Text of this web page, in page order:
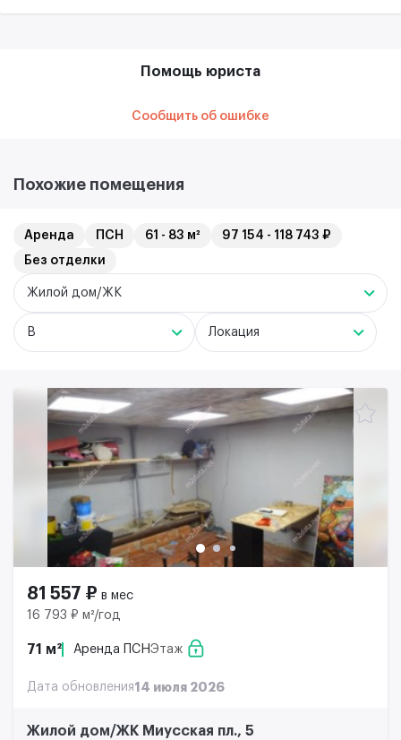
Помощь юриста
Сообщить об ошибке
Похожие помещения
Аренда ПСН 61 - 83 м²
97 154 - 118 743 ₽
Без отделки
Жилой дом/ЖК
B Локация
81 557 ₽ в мес
16 793 ₽ м²/год
71 м² Аренда ПСНЭтаж
Дата обновления14 июля 2026
Жилой дом/ЖК Миусская пл., 5